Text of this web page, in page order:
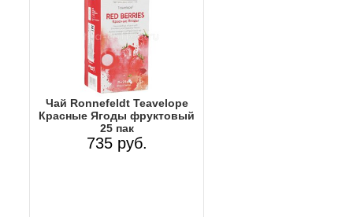
Чай Ronnefeldt Teavelope
Красные Ягоды фруктовый
25 пак
735 руб.